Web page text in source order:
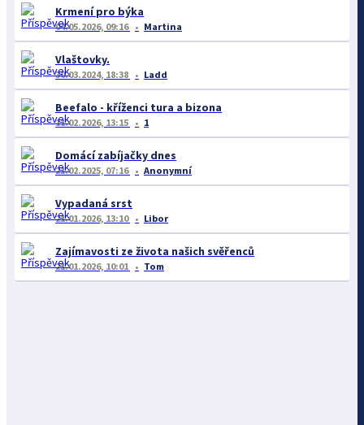
Krmení pro býka
04.05.2026, 09:16 Martina
Vlaštovky.
30.03.2024, 18:38 Ladd
Beefalo - kříženci tura a bizona
11.02.2026, 13:15 1
Domácí zabíjačky dnes
21.02.2025, 07:16 Anonymní
Vypadaná srst
21.01.2026, 13:10 Libor
Zajímavosti ze života našich svěřenců
21.01.2026, 10:01 Tom